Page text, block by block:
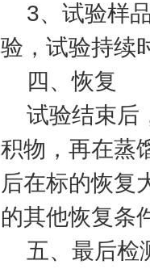
3、试验样品
验，试验持续
四、恢复
试验结束后
积物，再在蒸
后在标的恢复
的其他恢复条
五、最后检